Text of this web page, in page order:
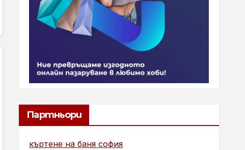
Партньори
къртене на баня софия